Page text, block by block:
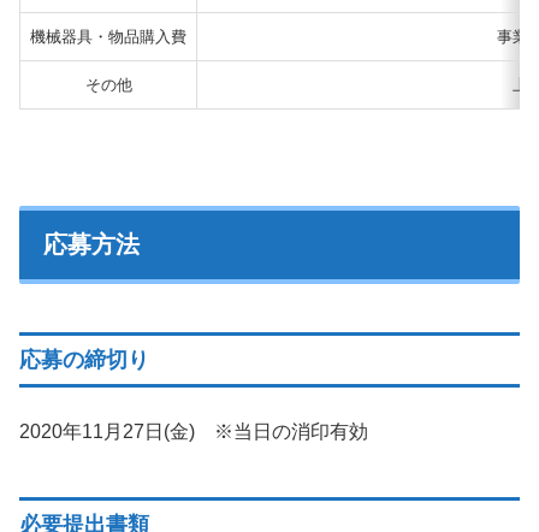
機械器具・物品購入費 事業
その他 上
応募方法
応募の締切り
2020年11月27日(金) ※当日の消印有効
必要提出書類